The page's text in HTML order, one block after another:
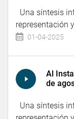
Una síntesis
representación
01-04-2025
Al
de
Una síntesis